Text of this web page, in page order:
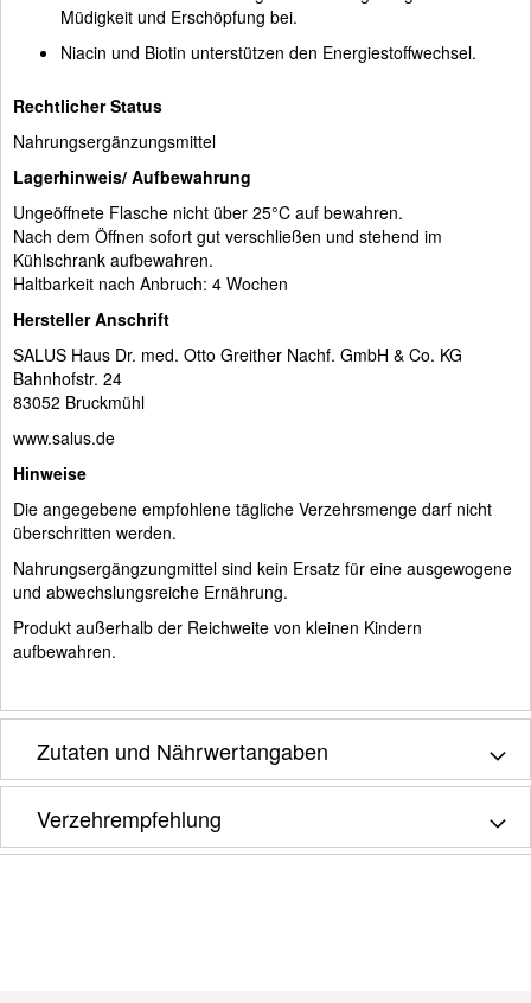
Müdigkeit und Erschöpfung bei.
Niacin und Biotin unterstützen den Energiestoffwechsel.
Rechtlicher Status
Nahrungsergänzungsmittel
Lagerhinweis/ Aufbewahrung
Ungeöffnete Flasche nicht über 25°C auf bewahren.
Nach dem Öffnen sofort gut verschließen und stehend im
Kühlschrank aufbewahren.
Haltbarkeit nach Anbruch: 4 Wochen
Hersteller Anschrift
SALUS Haus Dr. med. Otto Greither Nachf. GmbH & Co. KG
Bahnhofstr. 24
83052 Bruckmühl
www.salus.de
Hinweise
Die angegebene empfohlene tägliche Verzehrsmenge darf nicht
überschritten werden.
Nahrungsergängzungmittel sind kein Ersatz für eine ausgewogene
und abwechslungsreiche Ernährung.
Produkt außerhalb der Reichweite von kleinen Kindern
aufbewahren.
Zutaten und Nährwertangaben
Verzehrempfehlung